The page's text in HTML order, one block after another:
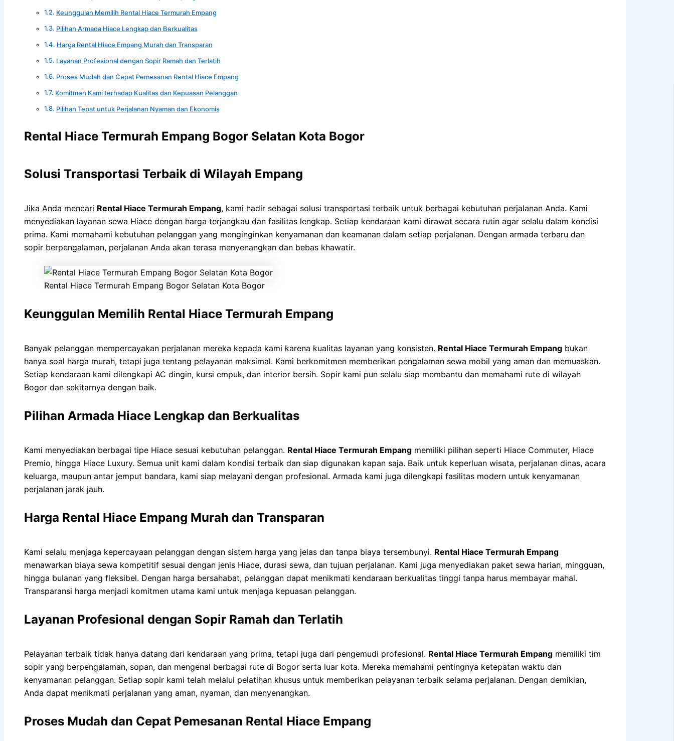
Keunggulan Memilih Rental Hiace Termurah Empang
Pilihan Armada Hiace Lengkap dan Berkualitas
Harga Rental Hiace Empang Murah dan Transparan
Layanan Profesional dengan Sopir Ramah dan Terlatih
Proses Mudah dan Cepat Pemesanan Rental Hiace Empang
Komitmen Kami terhadap Kualitas dan Kepuasan Pelanggan
Pilihan Tepat untuk Perjalanan Nyaman dan Ekonomis
Rental Hiace Termurah Empang Bogor Selatan Kota Bogor
Solusi Transportasi Terbaik di Wilayah Empang
Jika Anda mencari Rental Hiace Termurah Empang, kami hadir sebagai solusi transportasi terbaik untuk berbagai kebutuhan perjalanan Anda. Kami
menyediakan layanan sewa Hiace dengan harga terjangkau dan fasilitas lengkap. Setiap kendaraan kami dirawat secara rutin agar selalu dalam kondisi
prima. Kami memahami kebutuhan pelanggan yang menginginkan kenyamanan dan keamanan dalam setiap perjalanan. Dengan armada terbaru dan
sopir berpengalaman, perjalanan Anda akan terasa menyenangkan dan bebas khawatir.
Rental Hiace Termurah Empang Bogor Selatan Kota Bogor
Keunggulan Memilih Rental Hiace Termurah Empang
Banyak pelanggan mempercayakan perjalanan mereka kepada kami karena kualitas layanan yang konsisten. Rental Hiace Termurah Empang bukan
hanya soal harga murah, tetapi juga tentang pelayanan maksimal. Kami berkomitmen memberikan pengalaman sewa mobil yang aman dan memuaskan.
Setiap kendaraan kami dilengkapi AC dingin, kursi empuk, dan interior bersih. Sopir kami pun selalu siap membantu dan memahami rute di wilayah
Bogor dan sekitarnya dengan baik.
Pilihan Armada Hiace Lengkap dan Berkualitas
Kami menyediakan berbagai tipe Hiace sesuai kebutuhan pelanggan. Rental Hiace Termurah Empang memiliki pilihan seperti Hiace Commuter, Hiace
Premio, hingga Hiace Luxury. Semua unit kami dalam kondisi terbaik dan siap digunakan kapan saja. Baik untuk keperluan wisata, perjalanan dinas, acara
keluarga, maupun antar jemput bandara, kami siap melayani dengan profesional. Armada kami juga dilengkapi fasilitas modern untuk kenyamanan
perjalanan jarak jauh.
Harga Rental Hiace Empang Murah dan Transparan
Kami selalu menjaga kepercayaan pelanggan dengan sistem harga yang jelas dan tanpa biaya tersembunyi. Rental Hiace Termurah Empang
menawarkan biaya sewa kompetitif sesuai dengan jenis Hiace, durasi sewa, dan tujuan perjalanan. Kami juga menyediakan paket sewa harian, mingguan,
hingga bulanan yang fleksibel. Dengan harga bersahabat, pelanggan dapat menikmati kendaraan berkualitas tinggi tanpa harus membayar mahal.
Transparansi harga menjadi komitmen utama kami untuk menjaga kepuasan pelanggan.
Layanan Profesional dengan Sopir Ramah dan Terlatih
Pelayanan terbaik tidak hanya datang dari kendaraan yang prima, tetapi juga dari pengemudi profesional. Rental Hiace Termurah Empang memiliki tim
sopir yang berpengalaman, sopan, dan mengenal berbagai rute di Bogor serta luar kota. Mereka memahami pentingnya ketepatan waktu dan
kenyamanan pelanggan. Setiap sopir kami telah melalui pelatihan khusus untuk memberikan pelayanan terbaik selama perjalanan. Dengan demikian,
Anda dapat menikmati perjalanan yang aman, nyaman, dan menyenangkan.
Proses Mudah dan Cepat Pemesanan Rental Hiace Empang